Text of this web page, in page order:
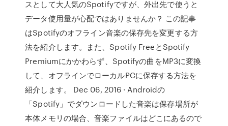
スとして大人気のSpotifyですが、外出先で使うと
データ使用量が心配ではありませんか？ この記事
はSpotifyのオフライン音楽の保存先を変更する方
法を紹介します。また、Spotify FreeとSpotify
Premiumにかかわらず、Spotifyの曲をMP3に変換
して、オフラインでローカルPCに保存する方法を
紹介します。 Dec 06, 2016 · Androidの
「Spotify」でダウンロードした音楽は保存場所が
本体メモリの場合、音楽ファイルはどこにあるので